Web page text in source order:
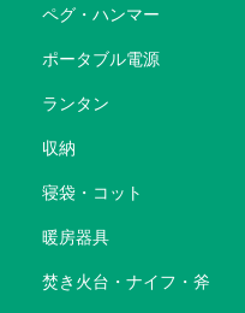
ペグ・ハンマー
ポータブル電源
ランタン
収納
寝袋・コット
暖房器具
焚き火台・ナイフ・斧